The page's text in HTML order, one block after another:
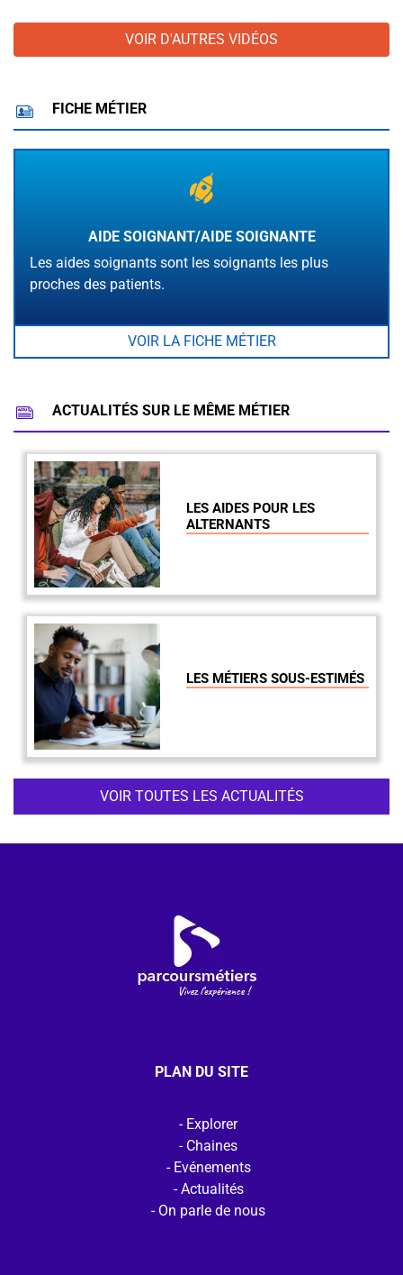
VOIR D'AUTRES VIDÉOS
FICHE MÉTIER
AIDE SOIGNANT/AIDE SOIGNANTE
Les aides soignants sont les soignants les plus
proches des patients.
VOIR LA FICHE MÉTIER
ACTUALITÉS SUR LE MÊME MÉTIER
LES AIDES POUR LES
ALTERNANTS
LES MÉTIERS SOUS-ESTIMÉS
VOIR TOUTES LES ACTUALITÉS
PLAN DU SITE
Explorer
Chaines
Evénements
Actualités
On parle de nous